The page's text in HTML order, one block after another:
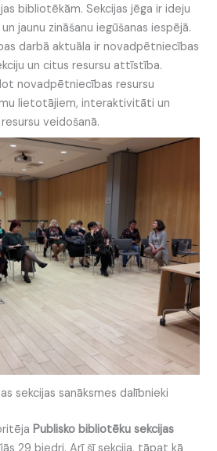
bibliotēkām. Sekcijas jēga ir ideju
jaunu zināšanu iegūšanas iespējā.
darbā aktuāla ir novadpētniecības
un citus resursu attīstība.
novadpētniecības resursu
lietotājiem, interaktivitāti un
veidošanā.
sekcijas sanāksmes dalībnieki
Publisko bibliotēku sekcijas